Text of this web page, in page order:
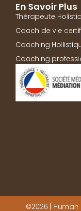
En Savoir Plus
Thérapeute
Coach de vie
Coaching
Coaching
©2026 |